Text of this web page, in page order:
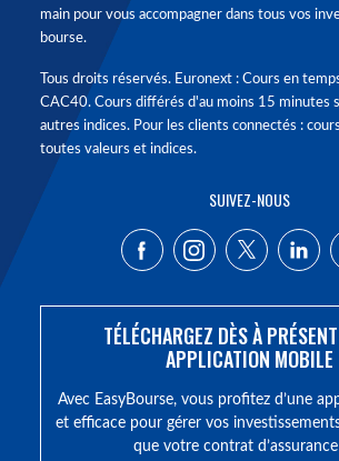
main pour vous accompagner dans tous vos
bourse.
Tous droits réservés. Euronext : Cours en
CAC40. Cours différés d'au moins 15 minutes
autres indices. Pour les clients connectés :
toutes valeurs et indices.
SUIVEZ-NOUS
TÉLÉCHARGEZ DÈS À
APPLICATION MOBILE
Avec EasyBourse, vous profitez d’une
et efficace pour gérer vos
que votre contrat